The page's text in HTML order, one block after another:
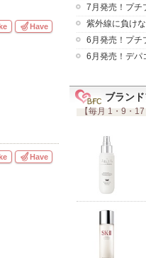
Have
Have
7月発売！プチ
紫外線に負け
6月発売！プチ
6月発売！デパ
ブラン
【毎月 1・9・